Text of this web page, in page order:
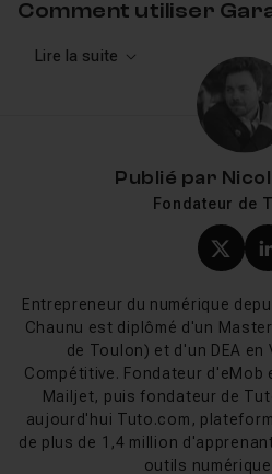
Comment utiliser
débute
La logique est toujours la
projet, tu choisis un tempo et
empiles des pistes. Chaque
boucle Apple Loop (glisser-
bibliothèque), soit un
de ton Mac, soit un
guitare. Une fois la structure
volumes et effets, et l'export
WAV. Nos formations
parcours sur des projets
hop à l'épisode de podcast
Suivre une formation
Tuto.com
Lire la suite
Publié par
Fondateur de
Entrepreneur du numérique
Chaunu est diplômé d'un
de Toulon) et d'un DEA
Compétitive. Fondateur
Mailjet, puis fondateur de
aujourd'hui Tuto.com,
de plus de 1,4 million
outils